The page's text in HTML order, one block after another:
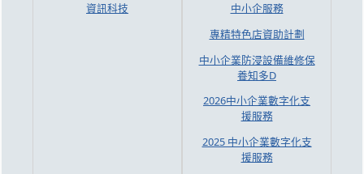
資訊科技
中小企服務
專精特色店資助計劃
中小企業防浸設備維修保
養知多D
2026中小企業數字化支
援服務
2025 中小企業數字化支
援服務